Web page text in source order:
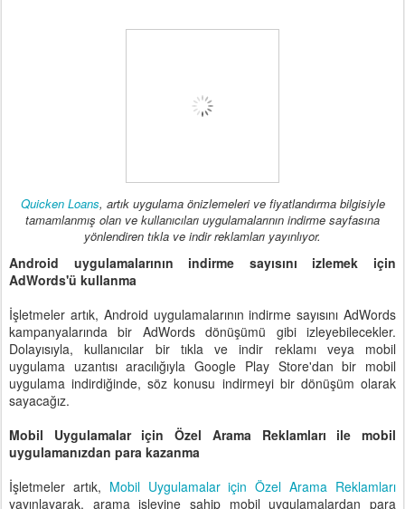
Quicken Loans, artık uygulama önizlemeleri ve fiyatlandırma bilgisiyle
tamamlanmış olan ve kullanıcıları uygulamalarının indirme sayfasına
yönlendiren tıkla ve indir reklamları yayınlıyor.
Android uygulamalarının indirme sayısını izlemek için
AdWords'ü kullanma
İşletmeler artık, Android uygulamalarının indirme sayısını AdWords
kampanyalarında bir AdWords dönüşümü gibi izleyebilecekler.
Dolayısıyla, kullanıcılar bir tıkla ve indir reklamı veya mobil
uygulama uzantısı aracılığıyla Google Play Store'dan bir mobil
uygulama indirdiğinde, söz konusu indirmeyi bir dönüşüm olarak
sayacağız.
Mobil Uygulamalar için Özel Arama Reklamları ile mobil
uygulamanızdan para kazanma
İşletmeler artık, Mobil Uygulamalar için Özel Arama Reklamları
yayınlayarak, arama işlevine sahip mobil uygulamalardan para